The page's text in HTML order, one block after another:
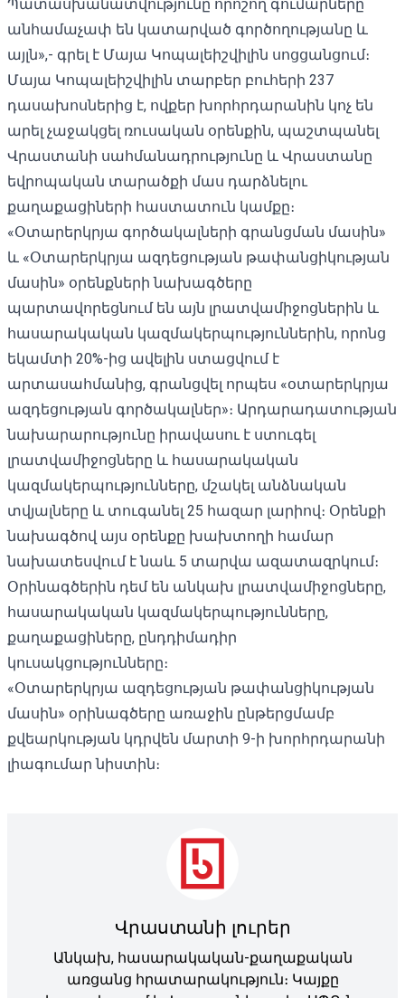
Պատասխանատվությունը որոշող գումարները
անհամաչափ են կատարված գործողությանը և
այլն»,- գրել է Մայա Կոպալեիշվիլին սոցցանցում։
Մայա Կոպալեիշվիլին տարբեր բուհերի 237
դասախոսներից է, ովքեր խորհրդարանին կոչ են
արել չաջակցել ռուսական օրենքին, պաշտպանել
Վրաստանի սահմանադրությունը և Վրաստանը
եվրոպական տարածքի մաս դարձնելու
քաղաքացիների հաստատուն կամքը։
«Օտարերկրյա գործակալների գրանցման մասին»
և «Օտարերկրյա ազդեցության թափանցիկության
մասին» օրենքների նախագծերը
պարտավորեցնում են այն լրատվամիջոցներին և
հասարակական կազմակերպություններին, որոնց
եկամտի 20%-ից ավելին ստացվում է
արտասահմանից, գրանցվել որպես «օտարերկրյա
ազդեցության գործակալներ»։ Արդարադատության
նախարարությունը իրավասու է ստուգել
լրատվամիջոցները և հասարակական
կազմակերպությունները, մշակել անձնական
տվյալները և տուգանել 25 հազար լարիով։ Օրենքի
նախագծով այս օրենքը խախտողի համար
նախատեսվում է նաև 5 տարվա ազատազրկում։
Օրինագծերին դեմ են անկախ լրատվամիջոցները,
հասարակական կազմակերպությունները,
քաղաքացիները, ընդդիմադիր
կուսակցությունները։
«Օտարերկրյա ազդեցության թափանցիկության
մասին» օրինագծերը առաջին ընթերցմամբ
քվեարկության կդրվեն մարտի 9-ի խորհրդարանի
լիագումար նիստին։
Վրաստանի լուրեր
Անկախ, հասարակական-քաղաքական
առցանց հրատարակություն։ Կայքը